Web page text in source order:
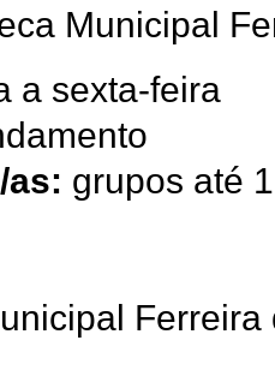
Municipal
a sexta-feira
as: grupos até